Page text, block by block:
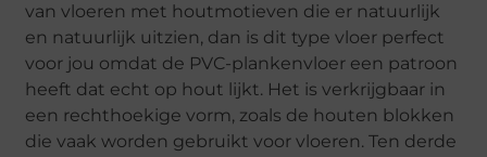
van vloeren met houtmotieven die er natuurlijk
en natuurlijk uitzien, dan is dit type vloer perfect
voor jou omdat de PVC-plankenvloer een patroon
heeft dat echt op hout lijkt. Het is verkrijgbaar in
een rechthoekige vorm, zoals de houten blokken
die vaak worden gebruikt voor vloeren. Ten derde